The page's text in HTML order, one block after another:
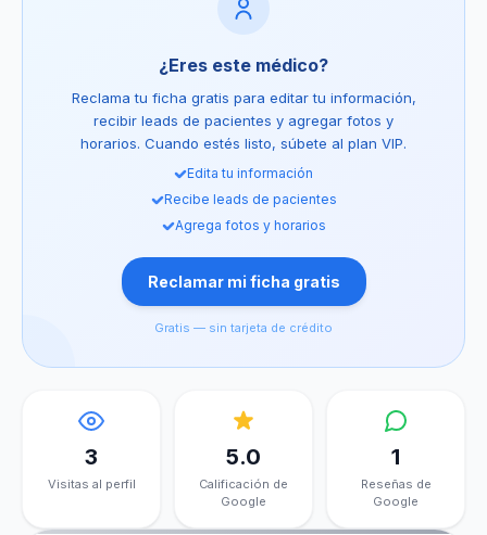
¿Eres este médico?
Reclama tu ficha gratis para editar tu información,
recibir leads de pacientes y agregar fotos y
horarios. Cuando estés listo, súbete al plan VIP.
Edita tu información
Recibe leads de pacientes
Agrega fotos y horarios
Reclamar mi ficha gratis
Gratis — sin tarjeta de crédito
3
Visitas al perfil
5.0
Calificación de
Google
1
Reseñas de
Google